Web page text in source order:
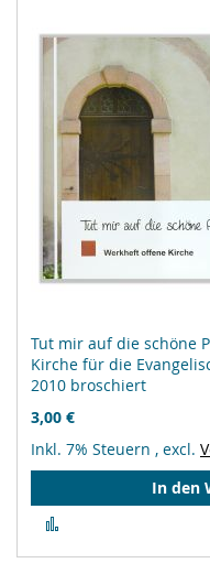
Tut mir auf die schöne
Kirche für die
2010 broschiert
3,00 €
Inkl. 7% Steuern , excl.
In den
hinzufügen